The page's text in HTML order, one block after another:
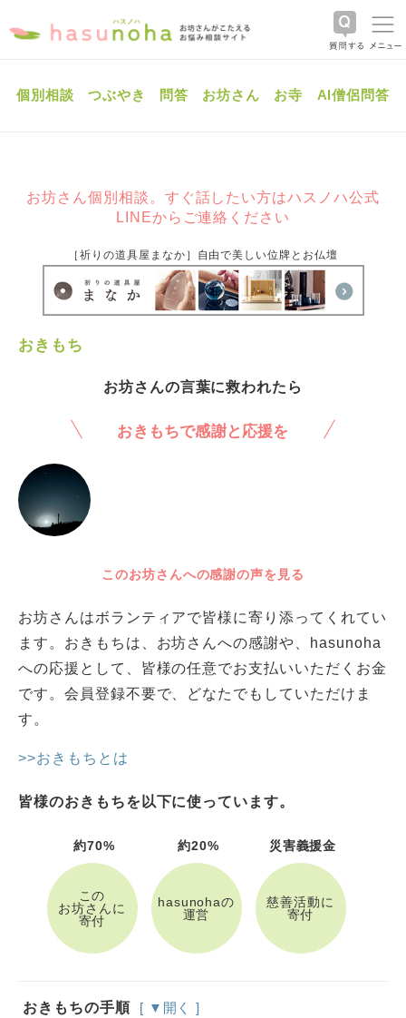
個別相談 つぶやき 問答 お坊さん お寺 AI僧侶問答
お坊さん個別相談。すぐ話したい方はハスノハ公式
LINEからご連絡ください
［祈りの道具屋まなか］自由で美しい位牌とお仏壇
おきもち
お坊さんの言葉に救われたら
おきもちで感謝と応援を
このお坊さんへの感謝の声を見る
お坊さんはボランティアで皆様に寄り添ってくれてい
ます。おきもちは、お坊さんへの感謝や、hasunoha
への応援として、皆様の任意でお支払いいただくお金
です。会員登録不要で、どなたでもしていただけま
す。
>>おきもちとは
皆様のおきもちを以下に使っています。
約70%
この
お坊さんに
寄付
約20%
hasunohaの
運営
災害義援金
慈善活動に
寄付
おきもちの手順 [ ▼開く ]